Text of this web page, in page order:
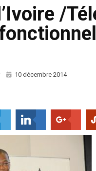
/
10 décembre 2014